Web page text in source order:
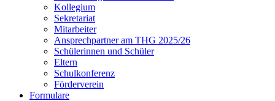
Kollegium
Sekretariat
Mitarbeiter
Ansprechpartner am THG 2025/26
Schülerinnen und Schüler
Eltern
Schulkonferenz
Förderverein
Formulare